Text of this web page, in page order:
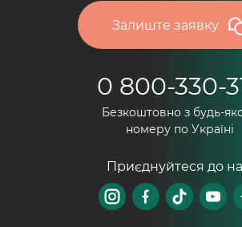
Залиште заявку
0 800-330-
Безкоштовно з будь-
номеру по Україні
Приєднуйтеся до